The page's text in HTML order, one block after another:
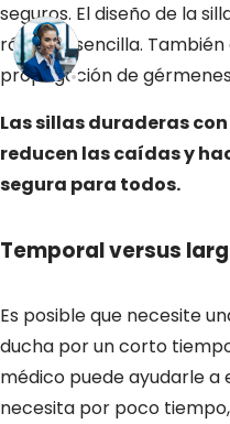
seguros. El diseño de la
rápida y sencilla.
propagación de
Las sillas duraderas
reducen las caídas y
segura para todos.
Temporal versus
Es posible que necesite
ducha por un corto
médico puede ayudarle a
necesita por poco